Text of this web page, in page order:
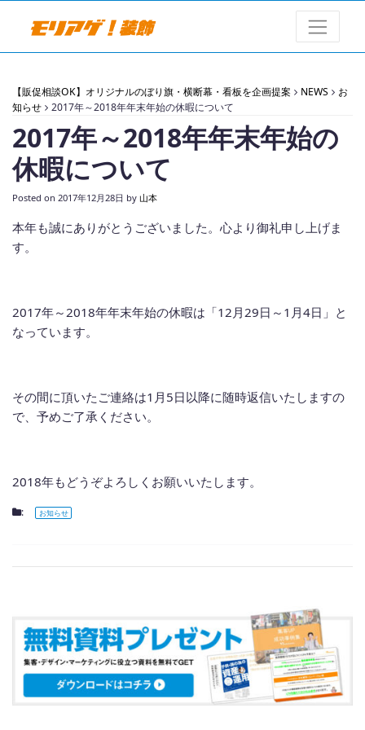
【販促相談OK】オリジナルのぼり旗・横断幕・看板を企画提案 NEWS
お
知らせ
2017年～2018年年末年始の休暇について
2017年～2018年年末年始の
休暇について
Posted on 2017年12月28日 by 山本
本年も誠にありがとうございました。心より御礼申し上げま
す。
2017年～2018年年末年始の休暇は「12月29日～1月4日」と
なっています。
その間に頂いたご連絡は1月5日以降に随時返信いたしますの
で、予めご了承ください。
2018年もどうぞよろしくお願いいたします。
: お知らせ